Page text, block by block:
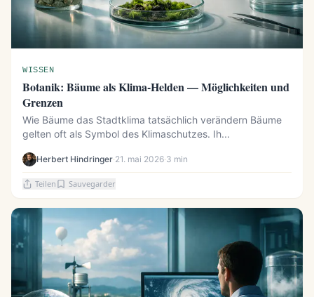
WISSEN
Botanik: Bäume als Klima-Helden — Möglichkeiten und
Grenzen
Wie Bäume das Stadtklima tatsächlich verändern Bäume
gelten oft als Symbol des Klimaschutzes. Ih...
Herbert Hindringer·21. mai 2026·3 min
Teilen Sauvegarder